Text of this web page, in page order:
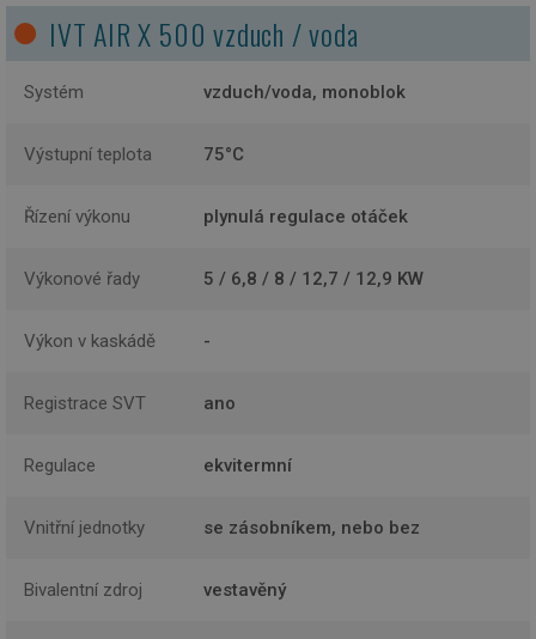
IVT AIR X 500 vzduch / voda
Systém vzduch/voda, monoblok
Výstupní teplota 75°C
Řízení výkonu plynulá regulace otáček
Výkonové řady 5 / 6,8 / 8 / 12,7 / 12,9 KW
Výkon v kaskádě -
Registrace SVT ano
Regulace ekvitermní
Vnitřní jednotky se zásobníkem, nebo bez
Bivalentní zdroj vestavěný